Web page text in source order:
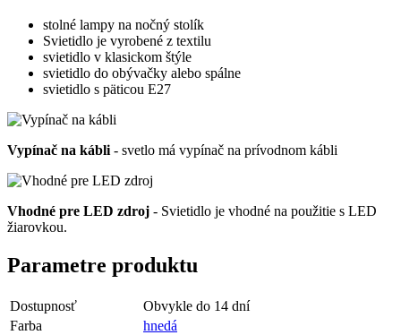
stolné lampy na nočný stolík
Svietidlo je vyrobené z textilu
svietidlo v klasickom štýle
svietidlo do obývačky alebo spálne
svietidlo s päticou E27
Vypínač na kábli - svetlo má vypínač na prívodnom kábli
Vhodné pre LED zdroj - Svietidlo je vhodné na použitie s LED
žiarovkou.
Parametre produktu
Dostupnosť
Obvykle do 14 dní
Farba
hnedá